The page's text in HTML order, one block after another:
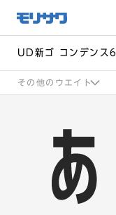
メ
ニュー
飛ばし
へ移動
UD新ゴ コンデンス
その他のウエイト